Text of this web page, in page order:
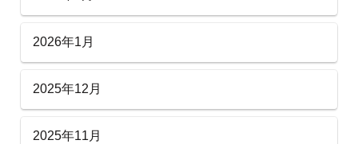
2026年1月
2025年12月
2025年11月